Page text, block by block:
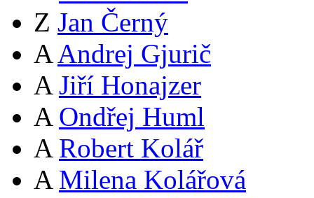
Z Jan Černý
A Andrej Gjurič
A Jiří Honajzer
A Ondřej Huml
A Robert Kolář
A Milena Kolářová